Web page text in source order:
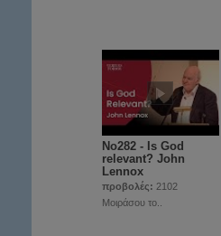
No282 - Is God
relevant? John
Lennox
προβολές: 2102
Μοιράσου το..